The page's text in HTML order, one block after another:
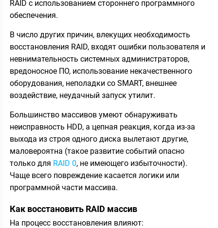
RAID с использованием стороннего программного
обеспечения.
В число других причин, влекущих необходимость
восстановления RAID, входят ошибки пользователя и
невнимательность системных администраторов,
вредоносное ПО, использование некачественного
оборудования, неполадки со SMART, внешнее
воздействие, неудачный запуск утилит.
Большинство массивов умеют обнаруживать
неисправность HDD, а цепная реакция, когда из-за
выхода из строя одного диска вылетают другие,
маловероятна (такое развитие событий опасно
только для RAID 0, не имеющего избыточности).
Чаще всего повреждение касается логики или
программной части массива.
Как восстановить RAID массив
На процесс восстановления влияют: